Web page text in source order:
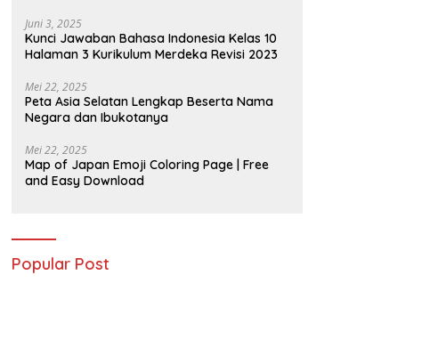
Juni 3, 2025
Kunci Jawaban Bahasa Indonesia Kelas 10
Halaman 3 Kurikulum Merdeka Revisi 2023
Mei 22, 2025
Peta Asia Selatan Lengkap Beserta Nama
Negara dan Ibukotanya
Mei 22, 2025
Map of Japan Emoji Coloring Page | Free
and Easy Download
Popular Post